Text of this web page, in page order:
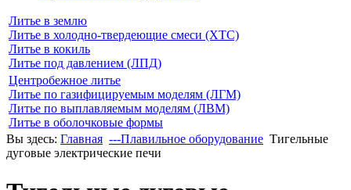
Литье в землю
Литье в холодно-твердеющие смеси (ХТС)
Литье в кокиль
Литье под давлением (ЛПД)
Центробежное литье
Литье по газифицируемым моделям (ЛГМ)
Литье по выплавляемым моделям (ЛВМ)
Литье в оболочковые формы
Вы здесь: Главная ---Плавильное оборудование Тигельные
дуговые электрические печи